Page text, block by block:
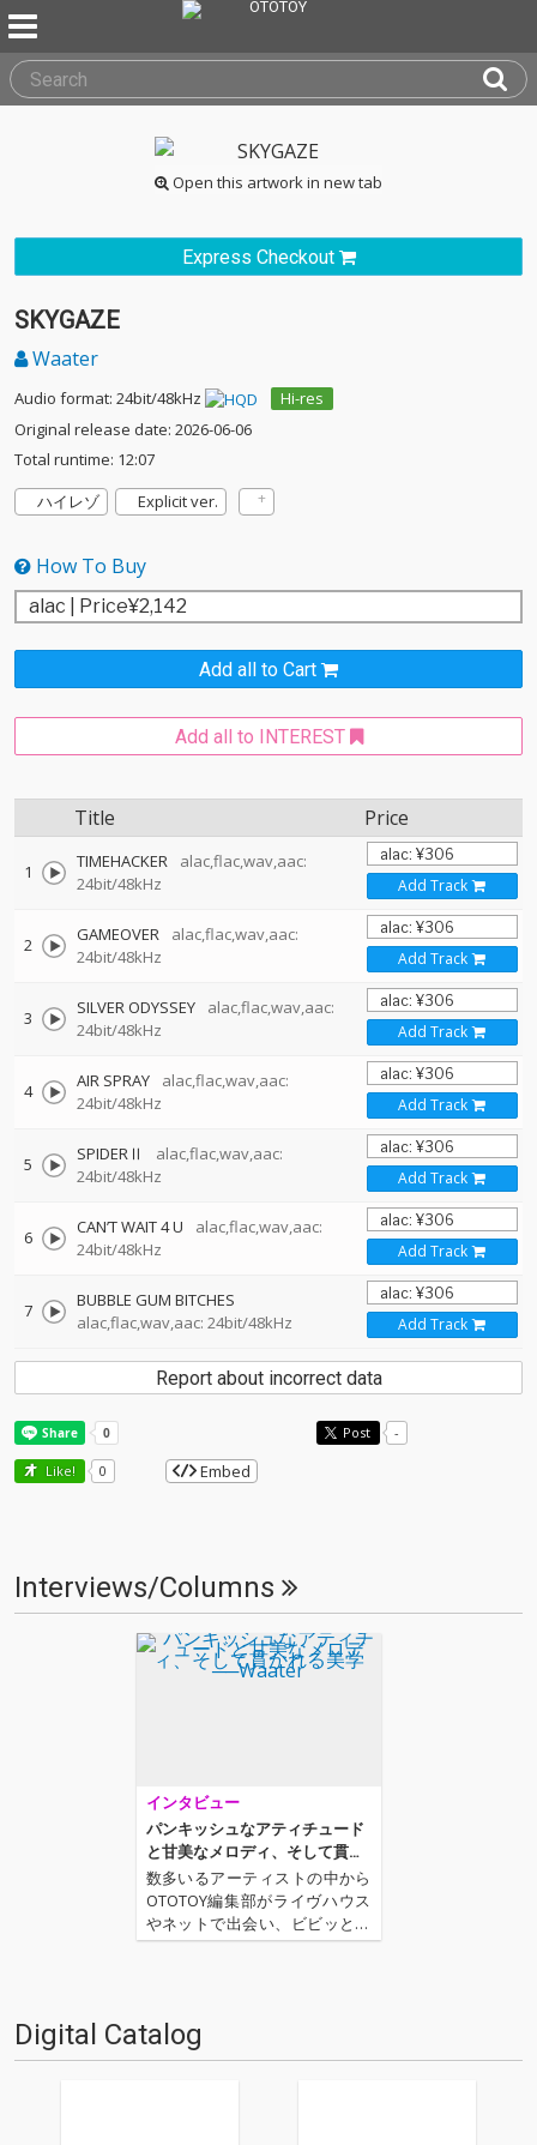
Open this artwork in new tab
Express Checkout
SKYGAZE
Waater
Audio format: 24bit/48kHz
Hi-res
Original release date: 2026-06-06
Total runtime: 12:07
ハイレゾ
Explicit ver.
How To Buy
Add all to Cart
Add all to INTEREST
Title Price
1 TIMEHACKER
alac,flac,wav,aac:
24bit/48kHz
Add Track
2 GAMEOVER
alac,flac,wav,aac:
24bit/48kHz
Add Track
3 SILVER ODYSSEY
alac,flac,wav,aac:
24bit/48kHz
Add Track
4 AIR SPRAY
alac,flac,wav,aac:
24bit/48kHz
Add Track
5 SPIDERⅡ
alac,flac,wav,aac:
24bit/48kHz
Add Track
6 CAN’T WAIT 4 U
alac,flac,wav,aac:
24bit/48kHz
Add Track
7
BUBBLE GUM BITCHES
alac,flac,wav,aac: 24bit/48kHz
Add Track
Report about incorrect data
Post -
Like! 0 Embed
Interviews/Columns
インタビュー
パンキッシュなアティチュード
と甘美なメロディ、そして貫か
れる美学──Waater
数多いるアーティストの中から
OTOTOY編集部がライヴハウス
やネットで出会い、ビビッとき
た、これはもうオススメするし
ものがあれば、できるならライ
ヴを観にいってほしい。損は…
Digital Catalog